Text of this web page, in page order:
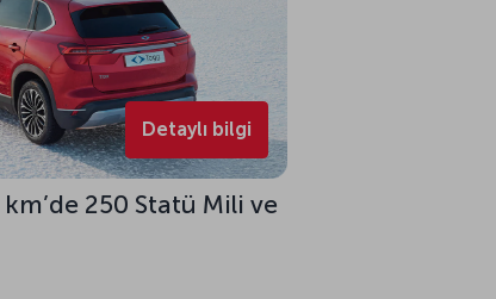
Detaylı bilgi
250 Statü Mili ve